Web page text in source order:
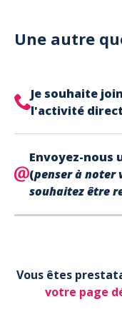
Cependant, nous
et de Saint
A noter que la
uniquement une
Une autre
Je souhaite
l'activité
trouve
dans la partie
Envoyez-nous
(penser à noter
souhaitez être
Votre email*
Vous êtes
votre page